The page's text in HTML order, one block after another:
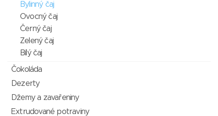
Bylinný čaj
Ovocný čaj
Černý čaj
Zelený čaj
Bílý čaj
Čokoláda
Dezerty
Džemy a zavařeniny
Extrudované potraviny